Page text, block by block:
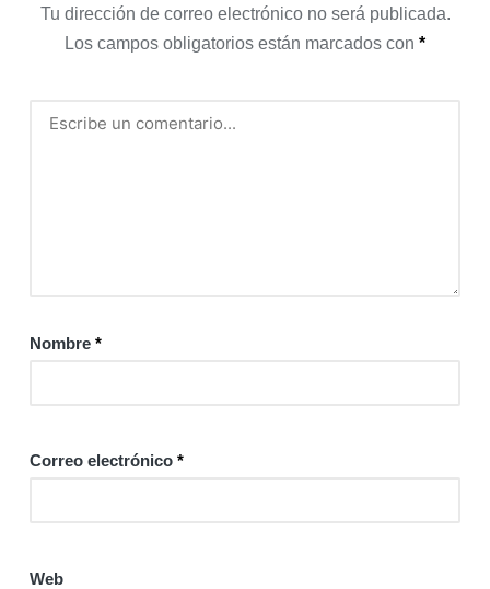
Tu dirección de correo electrónico no será publicada.
Los campos obligatorios están marcados con *
Nombre *
Correo electrónico *
Web